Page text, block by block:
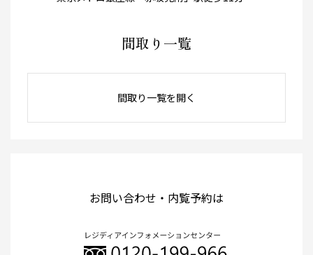
間取り一覧
間取り一覧を開く
お問い合わせ・内覧予約は